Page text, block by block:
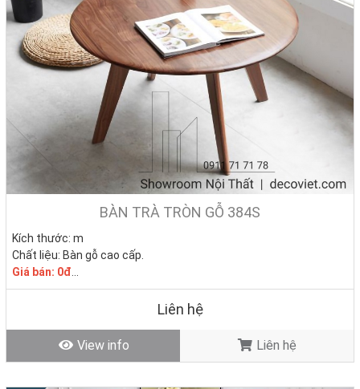
BÀN TRÀ TRÒN GỖ 384S
Kích thước: m
Chất liệu: Bàn gỗ cao cấp.
Giá bán: 0đ
Tình trạng: Hàng mới - Còn hàng
Liên hệ
View info Liên hệ